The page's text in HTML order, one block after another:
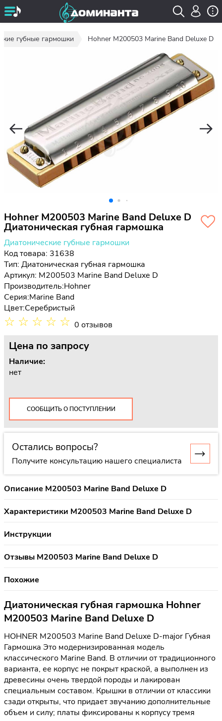
губные гармошки Hohner M200503 Marine Band Deluxe D
Hohner M200503 Marine Band Deluxe D
Диатоническая губная гармошка
Диатонические губные гармошки
Код товара: 31638
Тип: Диатоническая губная гармошка
Артикул: M200503 Marine Band Deluxe D
Производитель:Hohner
Серия:Marine Band
Цвет:Серебристый
☆ ☆ ☆ ☆ ☆ 0 отзывов
Цена по запросу
Наличие:
нет
СООБЩИТЬ О ПОСТУПЛЕНИИ
Остались вопросы?
Получите консультацию нашего специалиста
Описание M200503 Marine Band Deluxe D
Характеристики M200503 Marine Band Deluxe D
Инструкции
Отзывы M200503 Marine Band Deluxe D
Похожие
Диатоническая губная гармошка Hohner
M200503 Marine Band Deluxe D
HOHNER M200503 Marine Band Deluxe D-major Губная
Гармошка Это модернизированная модель
классического Marine Band. В отличии от традиционного
варианта, ее корпус не покрыт краской, а выполнен из
древесины очень твердой породы и лакирован
специальным составом. Крышки в отличии от классики
сзади открыты, что придает звучанию дополнительные
объем и силу; платы фиксированы к корпусу тремя